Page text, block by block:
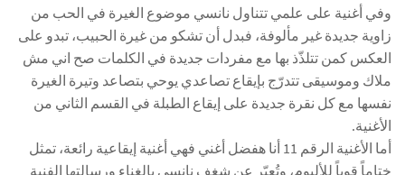
وفي أغنية على علمي تتناول نانسي موضوع الغيرة في الحب من
زاوية جديدة غير مألوفة، فبدل أن تشكو من غيرة الحبيب، تبدو على
العكس كمن تتلذّذ بها مع مفردات جديدة في الكلمات صح اني مش
ملاك وموسيقى تتدرّج بإيقاع تصاعدي يوحي بتصاعد وتيرة الغيرة
نفسها مع كل نقرة جديدة على إيقاع الطبلة في القسم الثاني من
الأغنية.
أما الأغنية الرقم 11 أنا هفضل أغني فهي أغنية إيقاعية رائعة، تمثل
ختاماً قوياً للألبوم، وتُعبّر عن شغف نانسي بالغناء ورسالتها الفنية